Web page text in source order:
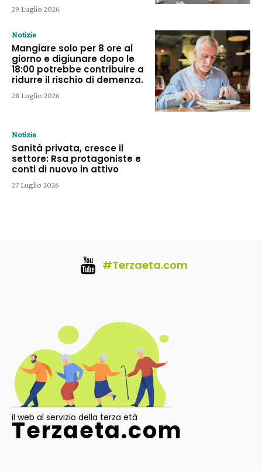
29 Luglio 2026
Notizie
Mangiare solo per 8 ore al
giorno e digiunare dopo le
18:00 potrebbe contribuire a
ridurre il rischio di demenza.
28 Luglio 2026
Notizie
Sanità privata, cresce il
settore: Rsa protagoniste e
conti di nuovo in attivo
27 Luglio 2026
#Terzaeta.com
il web al servizio della terza età
Terzaeta.com